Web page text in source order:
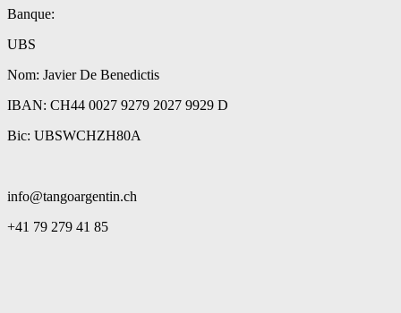
Banque:
UBS
Nom: Javier De Benedictis
IBAN: CH44 0027 9279 2027 9929 D
Bic: UBSWCHZH80A
info@tangoargentin.ch
+41 79 279 41 85